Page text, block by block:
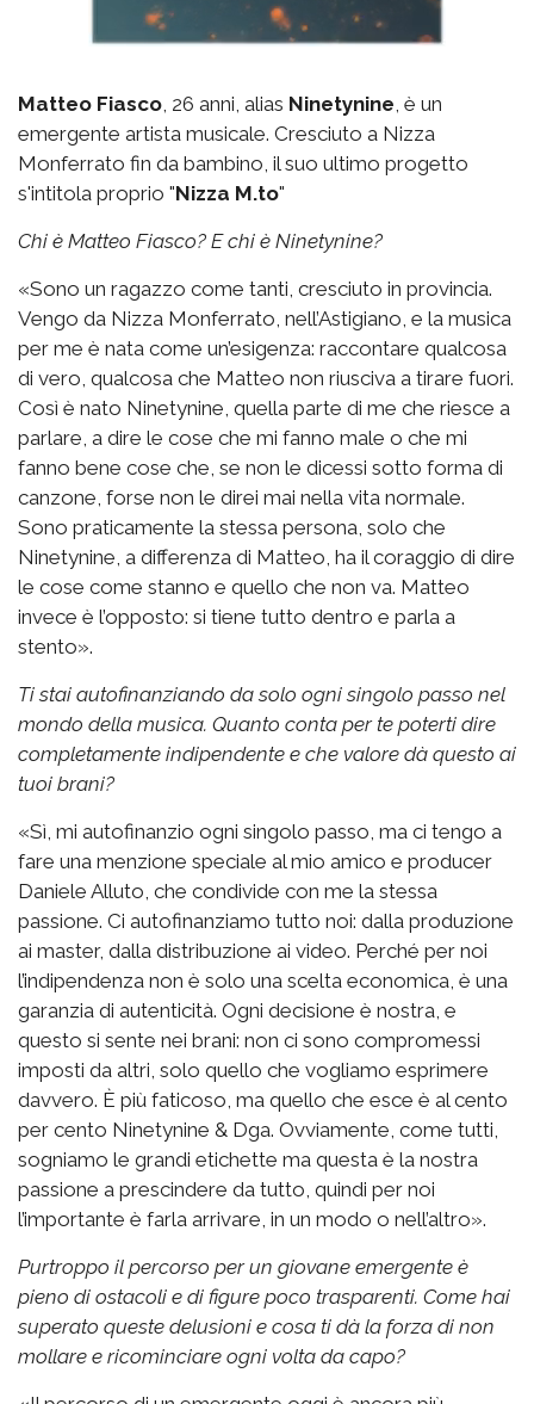
Matteo Fiasco , 26 anni, alias Ninetynine , è un
emergente artista musicale. Cresciuto a Nizza
Monferrato fin da bambino, il suo ultimo progetto
s'intitola proprio "Nizza M.to"
Chi è Matteo Fiasco? E chi è Ninetynine?
«Sono un ragazzo come tanti, cresciuto in provincia.
Vengo da Nizza Monferrato, nell’Astigiano, e la musica
per me è nata come un’esigenza: raccontare qualcosa
di vero, qualcosa che Matteo non riusciva a tirare fuori.
Così è nato Ninetynine, quella parte di me che riesce a
parlare, a dire le cose che mi fanno male o che mi
fanno bene cose che, se non le dicessi sotto forma di
canzone, forse non le direi mai nella vita normale.
Sono praticamente la stessa persona, solo che
Ninetynine, a differenza di Matteo, ha il coraggio di dire
le cose come stanno e quello che non va. Matteo
invece è l’opposto: si tiene tutto dentro e parla a
stento».
Ti stai autofinanziando da solo ogni singolo passo nel
mondo della musica. Quanto conta per te poterti dire
completamente indipendente e che valore dà questo ai
tuoi brani?
«Sì, mi autofinanzio ogni singolo passo, ma ci tengo a
fare una menzione speciale al mio amico e producer
Daniele Alluto, che condivide con me la stessa
passione. Ci autofinanziamo tutto noi: dalla produzione
ai master, dalla distribuzione ai video. Perché per noi
l’indipendenza non è solo una scelta economica, è una
garanzia di autenticità. Ogni decisione è nostra, e
questo si sente nei brani: non ci sono compromessi
imposti da altri, solo quello che vogliamo esprimere
davvero. È più faticoso, ma quello che esce è al cento
per cento Ninetynine & Dga. Ovviamente, come tutti,
sogniamo le grandi etichette ma questa è la nostra
passione a prescindere da tutto, quindi per noi
l’importante è farla arrivare, in un modo o nell’altro».
Purtroppo il percorso per un giovane emergente è
pieno di ostacoli e di figure poco trasparenti. Come hai
superato queste delusioni e cosa ti dà la forza di non
mollare e ricominciare ogni volta da capo?